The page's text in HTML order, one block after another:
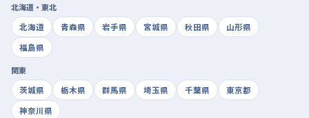
北海道・東北
北海道
青森県 岩手県 宮城県 秋田県
山形県
福島県
関東
茨城県
栃木県 群馬県 埼玉県 千葉県
東京都
神奈川県